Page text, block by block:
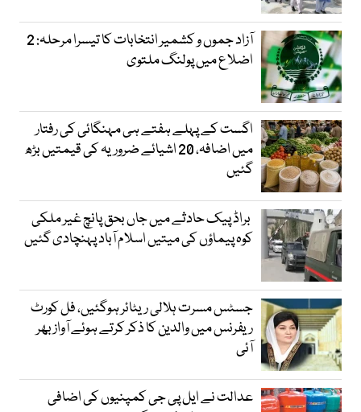
آزاد جموں و کشمیر انتخابات کا تیسرا مرحلہ: 2
اضلاع میں پولنگ ملتوی
اگست کے پہلے ہفتے ہی مہنگائی کی رفتار
میں اضافہ، 20 اشیائے ضروریہ کی قیمتیں بڑھ
گئیں
براڈ پیک حادثے میں جاں بحق پانچ غیر ملکی
کوہ پیماؤں کی میتیں اسلام آباد پہنچادی گئیں
جسٹس مسرت ہلالی ریٹائر ہوگئیں، فل کورٹ
ریفرنس میں والدین کا ذکر کرتے ہوئے آواز بھر
آئی
عدالت نے ایل پی جی کمپنیوں کی اضافی